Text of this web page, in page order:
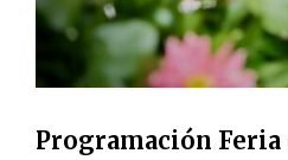
Programación Feria